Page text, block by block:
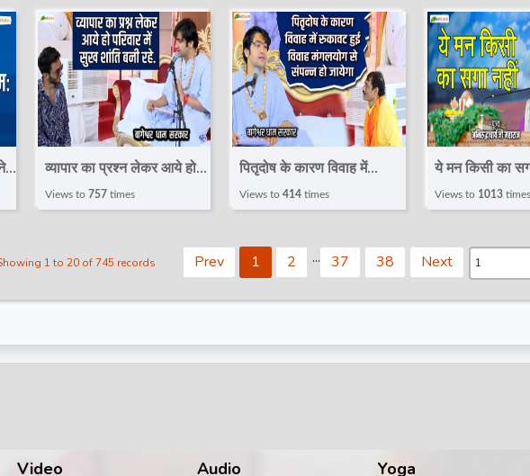
Darbar~Bageshwar
Dham Sarkar
Darbar~Bageshwar
Dham Sarkar
ने दिया
Darbar
व्यापार का प्रश्न लेकर आये हो
परिवार में सुख शांति बनी
Darbar~Bageshwar
Views to 757 times
पितृदोष के कारण विवाह में
रुकावट हुई विवाह मंगलयोग से
Darbar~Bageshwar
Views to414 times
ये मन किसी का
Pravachan !
Maharaj
Views to 1013times
1 to 20 of 745 records Prev 1 2 ... 37 38 Next
Video Audio Yoga